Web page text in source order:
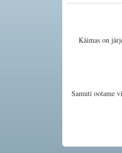
Käimas on
Samuti ootame